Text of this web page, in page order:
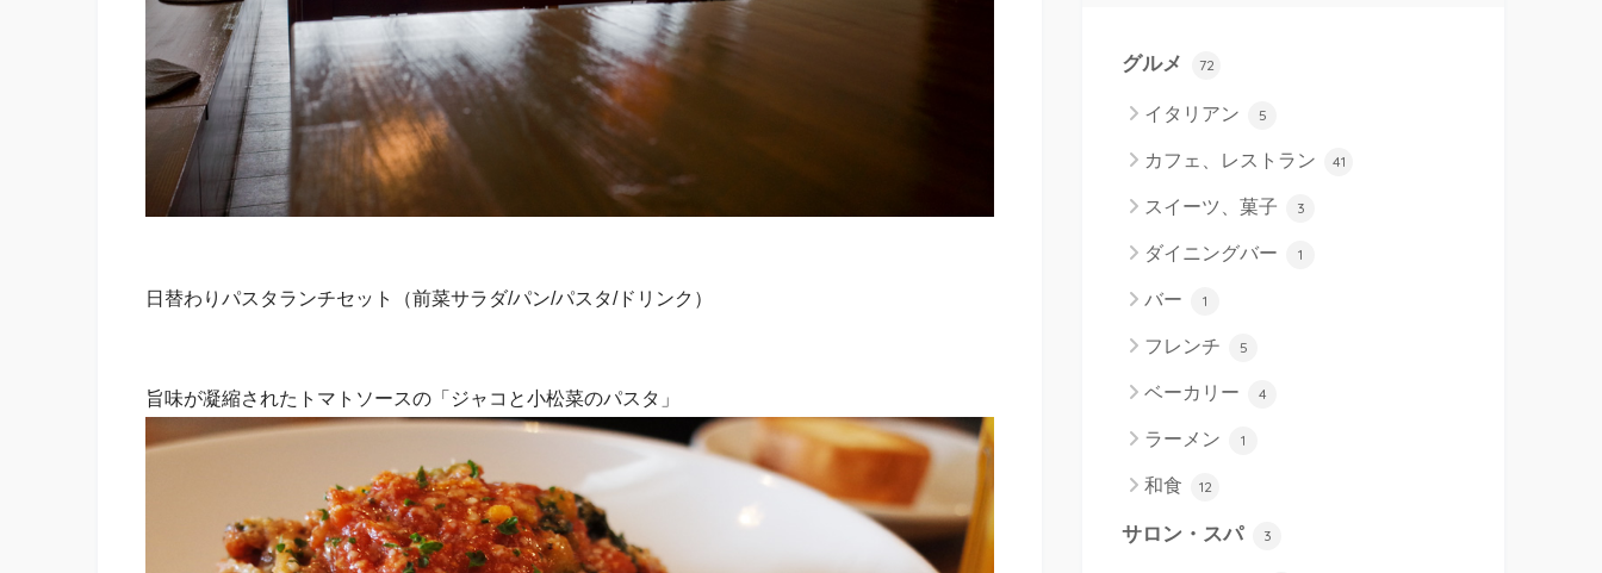
日替わりパスタランチセット（前菜サラダ/パン/パスタ/ドリンク）
旨味が凝縮されたトマトソースの「ジャコと小松菜のパスタ」
グルメ 72
イタリアン 5
カフェ、レストラン 41
スイーツ、菓子 3
ダイニングバー 1
バー 1
フレンチ 5
ベーカリー 4
ラーメン 1
和食 12
サロン・スパ 3